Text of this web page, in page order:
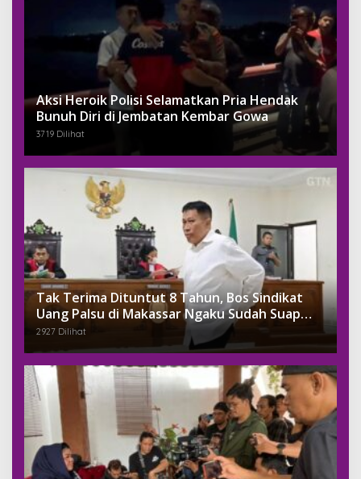
Aksi Heroik Polisi Selamatkan Pria Hendak
Bunuh Diri di Jembatan Kembar Gowa
3719 Dilihat
Tak Terima Dituntut 8 Tahun, Bos Sindikat
Uang Palsu di Makassar Ngaku Sudah Suap
Jaksa Dengan Miliaran
2927 Dilihat